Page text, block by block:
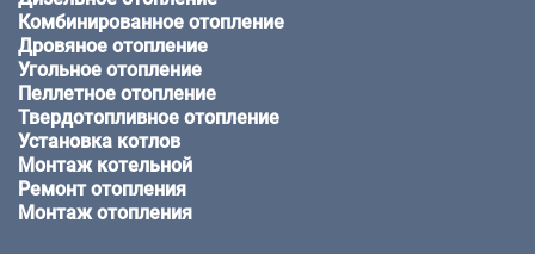
Комбинированное отопление
Дровяное отопление
Угольное отопление
Пеллетное отопление
Твердотопливное отопление
Установка котлов
Монтаж котельной
Ремонт отопления
Монтаж отопления